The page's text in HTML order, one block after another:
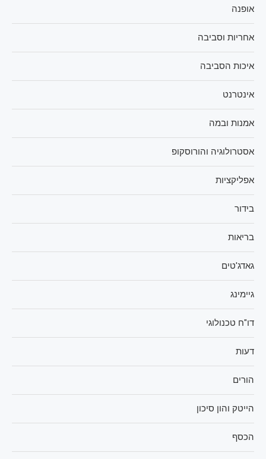
אופנה
אחריות וסביבה
איכות הסביבה
אינטרנט
אמנות ובמה
אסטרולוגיה והורוסקופ
אפליקציות
בידור
בריאות
גאדג'טים
גיימינג
דו"ח טכנולוגי
דעות
הורים
הייטק והון סיכון
הכסף